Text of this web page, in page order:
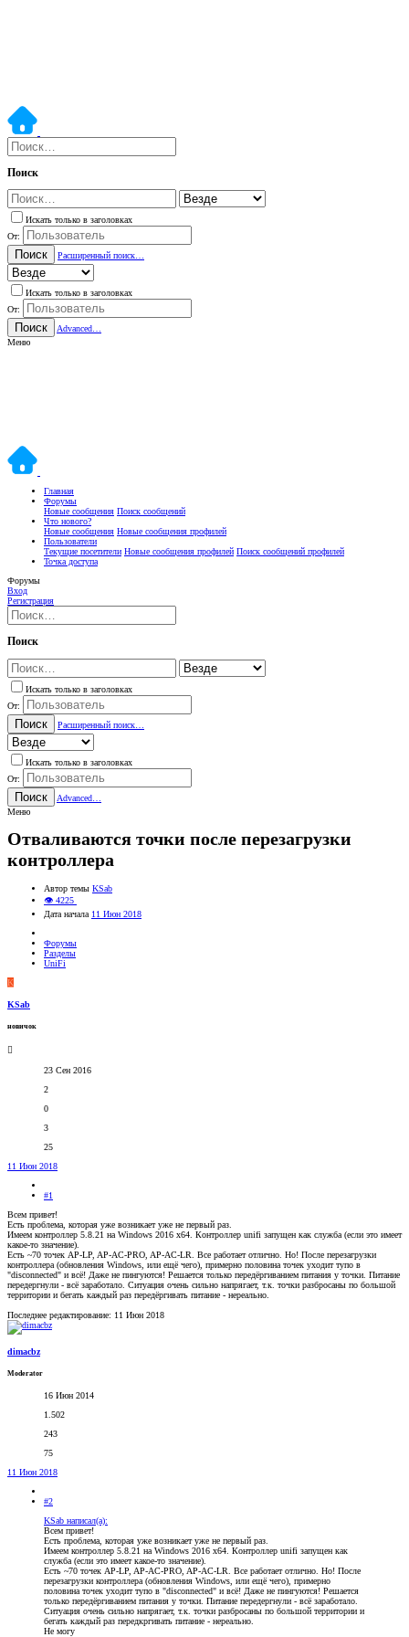
Поиск
Искать только в заголовках
От:
Поиск Расширенный поиск…
Искать только в заголовках
От:
Поиск
Advanced…
Меню
Главная
Форумы
Новые сообщения Поиск сообщений
Что нового?
Новые сообщения Новые сообщения профилей
Пользователи
Текущие посетители Новые сообщения профилей Поиск сообщений профилей
Точка доступа
Форумы
Вход
Регистрация
Поиск
Искать только в заголовках
От:
Поиск Расширенный поиск…
Искать только в заголовках
От:
Поиск
Advanced…
Меню
Отваливаются точки после перезагрузки
контроллера
Автор темы KSab
👁 4225
Дата начала 11 Июн 2018
Форумы
Разделы
UniFi
K
KSab
новичок
23 Сен 2016
2
0
3
25
11 Июн 2018
#1
Всем привет!
Есть проблема, которая уже возникает уже не первый раз.
Имеем контроллер 5.8.21 на Windows 2016 x64. Контроллер unifi запущен как служба (если это имеет
какое-то значение).
Есть ~70 точек AP-LP, AP-AC-PRO, AP-AC-LR. Все работает отлично. Но! После перезагрузки
контроллера (обновления Windows, или ещё чего), примерно половина точек уходит тупо в
"disconnected" и всё! Даже не пингуются! Решается только передёргиванием питания у точки. Питание
передергнули - всё заработало. Ситуация очень сильно напрягает, т.к. точки разбросаны по большой
территории и бегать каждый раз передёргивать питание - нереально.
Последнее редактирование: 11 Июн 2018
dimacbz
Moderator
16 Июн 2014
1.502
243
75
11 Июн 2018
#2
KSab написал(а):
Всем привет!
Есть проблема, которая уже возникает уже не первый раз.
Имеем контроллер 5.8.21 на Windows 2016 x64. Контроллер unifi запущен как
служба (если это имеет какое-то значение).
Есть ~70 точек AP-LP, AP-AC-PRO, AP-AC-LR. Все работает отлично. Но! После
перезагрузки контроллера (обновления Windows, или ещё чего), примерно
половина точек уходит тупо в "disconnected" и всё! Даже не пингуются! Решается
только передёргиванием питания у точки. Питание передергнули - всё заработало.
Ситуация очень сильно напрягает, т.к. точки разбросаны по большой территории и
бегать каждый раз передкргивать питание - нереально.
Не могу